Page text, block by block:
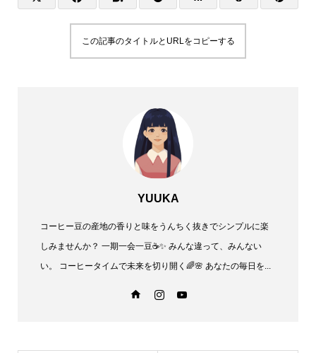
この記事のタイトルとURLをコピーする
YUUKA
コーヒー豆の産地の香りと味をうんちく抜きでシンプルに楽
しみませんか？ 一期一会一豆☕✨️ みんな違って、みんない
い。 コーヒータイムで未来を切り開く🌈🌸 あなたの毎日を...